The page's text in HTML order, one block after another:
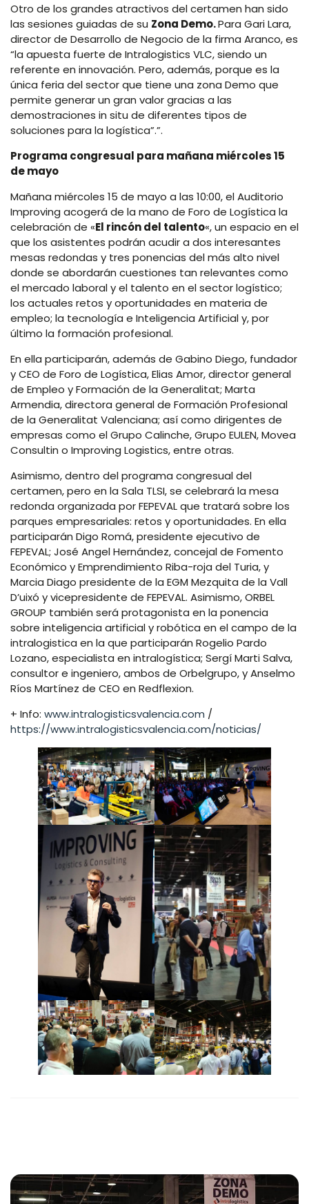
Otro de los grandes atractivos del certamen han sido
las sesiones guiadas de su Zona Demo.Para Gari Lara,
director de Desarrollo de Negocio de la firma Aranco, es
“la apuesta fuerte de Intralogistics VLC, siendo un
referente en innovación. Pero, además, porque es la
única feria del sector que tiene una zona Demo que
permite generar un gran valor gracias a las
demostraciones in situ de diferentes tipos de
soluciones para la logística”.”.
Programa congresual para mañana miércoles 15
de mayo
Mañana miércoles 15 de mayo a las 10:00, el Auditorio
Improving acogerá de la mano de Foro de Logística la
celebración de «El rincón del talento«, un espacio en el
que los asistentes podrán acudir a dos interesantes
mesas redondas y tres ponencias del más alto nivel
donde se abordarán cuestiones tan relevantes como
el mercado laboral y el talento en el sector logístico;
los actuales retos y oportunidades en materia de
empleo; la tecnología e Inteligencia Artificial y, por
último la formación profesional.
En ella participarán, además de Gabino Diego, fundador
y CEO de Foro de Logística, Elias Amor, director general
de Empleo y Formación de la Generalitat; Marta
Armendia, directora general de Formación Profesional
de la Generalitat Valenciana; así como dirigentes de
empresas como el Grupo Calinche, Grupo EULEN, Movea
Consultin o Improving Logistics, entre otras.
Asimismo, dentro del programa congresual del
certamen, pero en la Sala TLSI, se celebrará la mesa
redonda organizada por FEPEVAL que tratará sobre los
parques empresariales: retos y oportunidades. En ella
participarán Digo Romá, presidente ejecutivo de
FEPEVAL; José Angel Hernández, concejal de Fomento
Económico y Emprendimiento Riba-roja del Turia, y
Marcia Diago presidente de la EGM Mezquita de la Vall
D’uixó y vicepresidente de FEPEVAL. Asimismo, ORBEL
GROUP también será protagonista en la ponencia
sobre inteligencia artificial y robótica en el campo de la
intralogistica en la que participarán Rogelio Pardo
Lozano, especialista en intralogística; Sergí Marti Salva,
consultor e ingeniero, ambos de Orbelgrupo, y Anselmo
Ríos Martínez de CEO en Redflexion.
+ Info: www.intralogisticsvalencia.com /
https://www.intralogisticsvalencia.com/noticias/